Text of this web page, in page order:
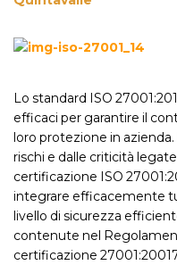
Lo standard ISO
efficaci per garantire il
loro protezione in
rischi e dalle criticità
certificazione ISO
integrare efficacemente
livello di sicurezza
contenute nel
certificazione